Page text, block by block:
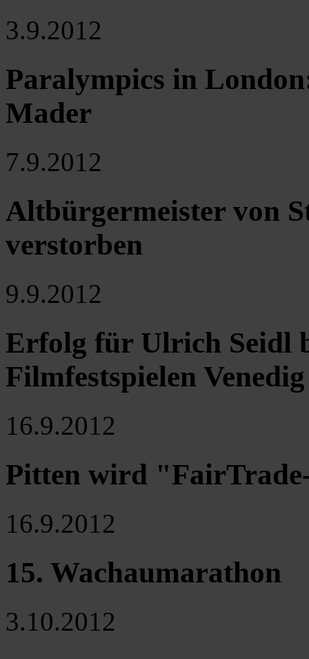
3.9.2012
Paralympics in
Mader
7.9.2012
Altbürgermeister von
verstorben
9.9.2012
Erfolg für Ulrich Seidl
Filmfestspielen Venedig
16.9.2012
Pitten wird
16.9.2012
15. Wachaumarathon
3.10.2012